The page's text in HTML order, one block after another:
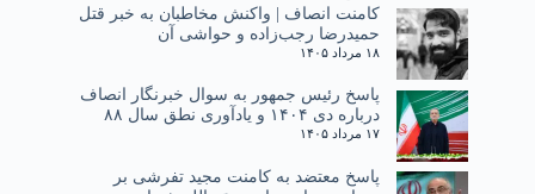
کامنت انصاف | واکنش مخاطبان به خبر قتل
حمیدرضا رجب‌زاده و حواشی آن
۱۸ مرداد ۱۴۰۵
پاسخ رئیس جمهور به سوال خبرنگار انصاف
درباره دی ۱۴۰۴ و یادآوری نطق سال ۸۸
۱۷ مرداد ۱۴۰۵
پاسخ معتضد به کامنت مجید تفرشی بر